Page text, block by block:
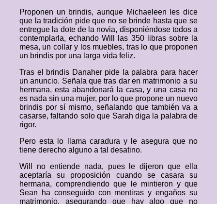
Proponen un brindis, aunque Michaeleen les dice
que la tradición pide que no se brinde hasta que se
entregue la dote de la novia, disponiéndose todos a
contemplarla, echando Will las 350 libras sobre la
mesa, un collar y los muebles, tras lo que proponen
un brindis por una larga vida feliz.
Tras el brindis Danaher pide la palabra para hacer
un anuncio. Señala que tras dar en matrimonio a su
hermana, esta abandonará la casa, y una casa no
es nada sin una mujer, por lo que propone un nuevo
brindis por sí mismo, señalando que también va a
casarse, faltando solo que Sarah diga la palabra de
rigor.
Pero esta lo llama caradura y le asegura que no
tiene derecho alguno a tal desatino.
Will no entiende nada, pues le dijeron que ella
aceptaría su proposición cuando se casara su
hermana, comprendiendo que le mintieron y que
Sean ha conseguido con mentiras y engaños su
matrimonio, asegurando que hay algo que no